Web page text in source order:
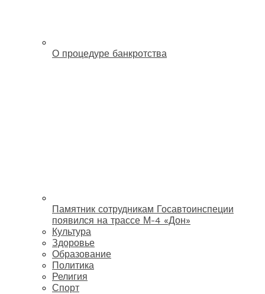
О процедуре банкротства
Памятник сотрудникам Госавтоинспеции
появился на трассе М-4 «Дон»
Культура
Здоровье
Образование
Политика
Религия
Спорт